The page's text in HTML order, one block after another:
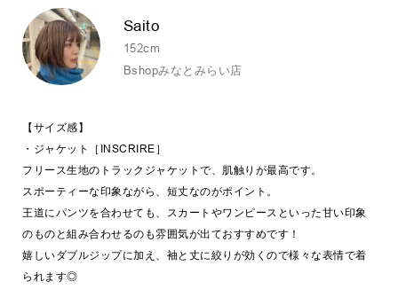
Saito
152cm
Bshopみなとみらい店
【サイズ感】
・ジャケット［INSCRIRE］
フリース生地のトラックジャケットで、肌触りが最高です。
スポーティーな印象ながら、短丈なのがポイント。
王道にパンツを合わせても、スカートやワンピースといった甘い印象
のものと組み合わせるのも雰囲気が出ておすすめです！
嬉しいダブルジップに加え、袖と丈に絞りが効くので様々な表情で着
られます◎